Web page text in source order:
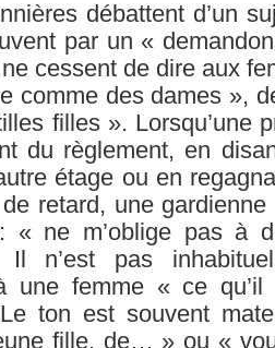
débattent d’un
par un «
cessent de dire aux
comme des dames »,
filles ». Lorsqu’une
du règlement, en
étage ou en
retard, une
« ne m’oblige pas à
n’est pas inhabituel
une femme « ce qu’il
ton est souvent
fille, de… » ou «